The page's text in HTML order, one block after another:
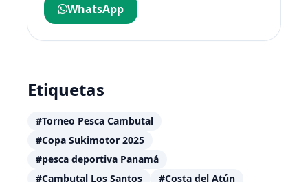
WhatsApp
Etiquetas
#Torneo Pesca Cambutal
#Copa Sukimotor 2025
#pesca deportiva Panamá
#Cambutal Los Santos
#Costa del Atún